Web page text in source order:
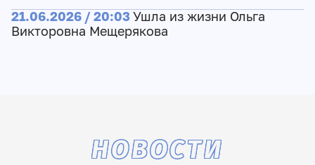
21.06.2026 / 20:03Ушла из жизни Ольга
Викторовна Мещерякова
НОВОСТИ